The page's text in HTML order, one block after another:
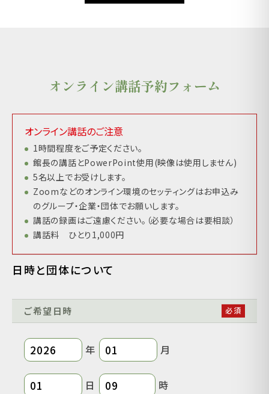
オンライン講話予約フォーム
オンライン講話のご注意
1時間程度をご予定ください。
館長の講話とPowerPoint使用(映像は使用しません)
5名以上でお受けします。
Zoomなどのオンライン環境のセッティングはお申込み
のグループ・企業・団体でお願いします。
講話の録画はご遠慮ください。（必要な場合は要相談）
講話料 ひとり1,000円
日時と団体について
ご希望日時
年 月
日 時